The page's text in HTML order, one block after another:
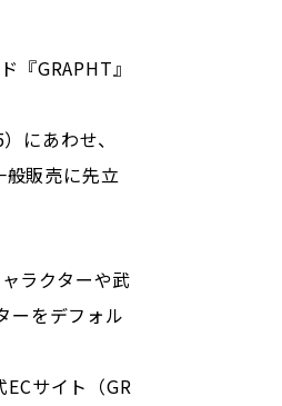
GRAPHT』
にあわせ、
販売に先立
ラクターや武
ーをデフォル
サイト（GR